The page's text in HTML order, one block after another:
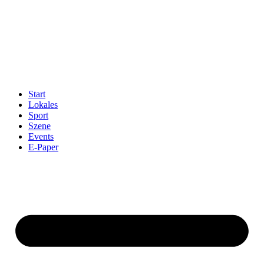
Start
Lokales
Sport
Szene
Events
E-Paper